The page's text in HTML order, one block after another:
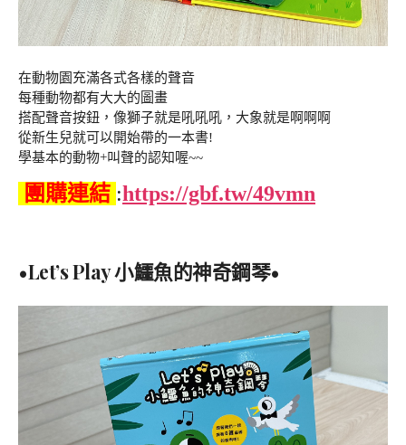
在動物園充滿各式各樣的聲音
每種動物都有大大的圖畫
搭配聲音按鈕，像獅子就是吼吼吼，大象就是啊啊啊
從新生兒就可以開始帶的一本書!
學基本的動物+叫聲的認知喔~~
團購連結 :https://gbf.tw/49vmn
•Let’s Play 小鱷魚的神奇鋼琴•